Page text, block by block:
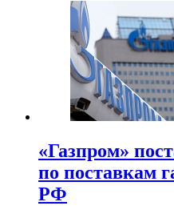
«Газпром»
по поставкам
РФ